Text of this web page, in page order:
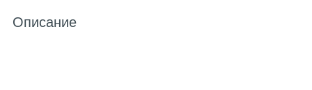
Описание